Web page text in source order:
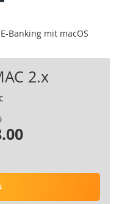
Banking mit macOS
2.x